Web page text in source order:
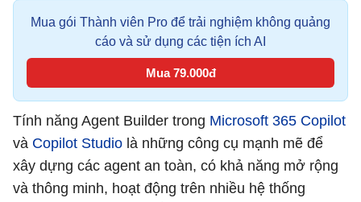
Mua gói Thành viên Pro để trải nghiệm không quảng
cáo và sử dụng các tiện ích AI
Mua 79.000đ
Tính năng Agent Builder trong Microsoft 365 Copilot
và Copilot Studio là những công cụ mạnh mẽ để
xây dựng các agent an toàn, có khả năng mở rộng
và thông minh, hoạt động trên nhiều hệ thống